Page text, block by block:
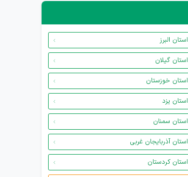
استان البرز
استان گیلان
استان خوزستان
استان یزد
استان سمنان
استان آذربایجان غربی
استان کردستان